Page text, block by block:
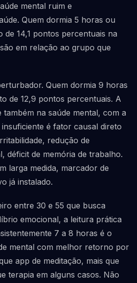
mental ruim e
Quem dormia 5 horas ou
de 14,1 pontos percentuais na
em relação ao grupo que
Quem dormia 9 horas
de 12,9 pontos percentuais. A
na saúde mental, com a
é fator causal direto
redução de
déficit de memória de trabalho.
larga medida, marcador de
já instalado.
entre 30 e 55 que busca
emocional, a leitura prática
7 a 8 horas é o
mental com melhor retorno por
app de meditação, mais que
terapia em alguns casos. Não